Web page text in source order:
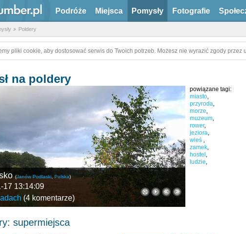
Podróże Miejsca Pomysły Fotografie
Poldery
pliki cookie, aby dostosować serwis do Twoich potrzeb. Możesz nie wyrazić zgody
na poldery
powiązane tagi:
miasto,
przyroda,
morze,
muzeum,
rower,
jeziora,
wieś ,
zamek,
hostel ,
ludzie,
(Janów Podlaski, Polska)
17 13:14:09
(4 komentarze)
supermiejsca